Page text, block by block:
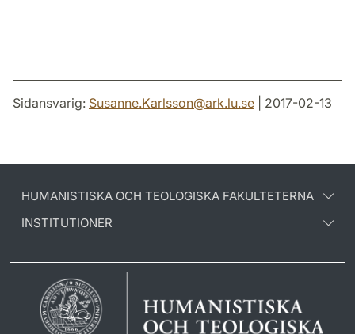
Sidansvarig: Susanne.Karlsson@ark.lu.se | 2017-02-13
HUMANISTISKA OCH TEOLOGISKA FAKULTETERNA
INSTITUTIONER